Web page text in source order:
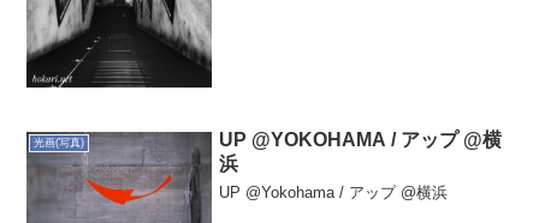
光画(写真)
UP @YOKOHAMA / アップ @横
浜
UP @Yokohama / アップ @横浜